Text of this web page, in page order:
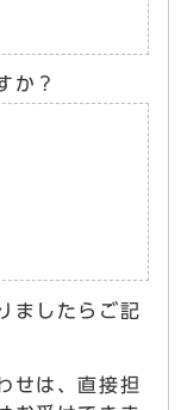
か？
ましたらご記
せは、直接担